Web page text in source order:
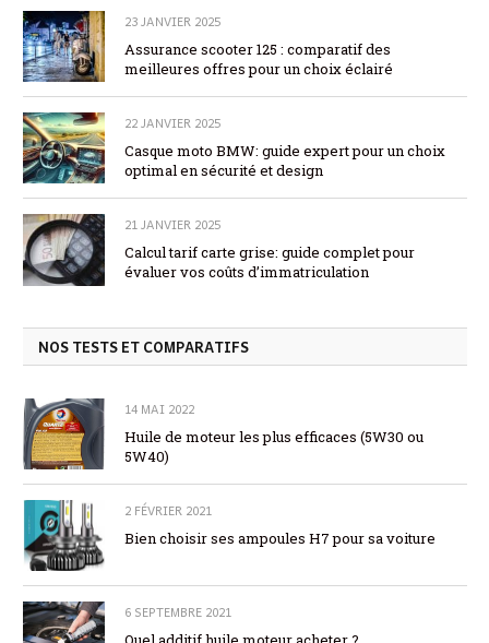
23 JANVIER 2025
Assurance scooter 125 : comparatif des
meilleures offres pour un choix éclairé
22 JANVIER 2025
Casque moto BMW: guide expert pour un choix
optimal en sécurité et design
21 JANVIER 2025
Calcul tarif carte grise: guide complet pour
évaluer vos coûts d’immatriculation
NOS TESTS ET COMPARATIFS
14 MAI 2022
Huile de moteur les plus efficaces (5W30 ou
5W40)
2 FÉVRIER 2021
Bien choisir ses ampoules H7 pour sa voiture
6 SEPTEMBRE 2021